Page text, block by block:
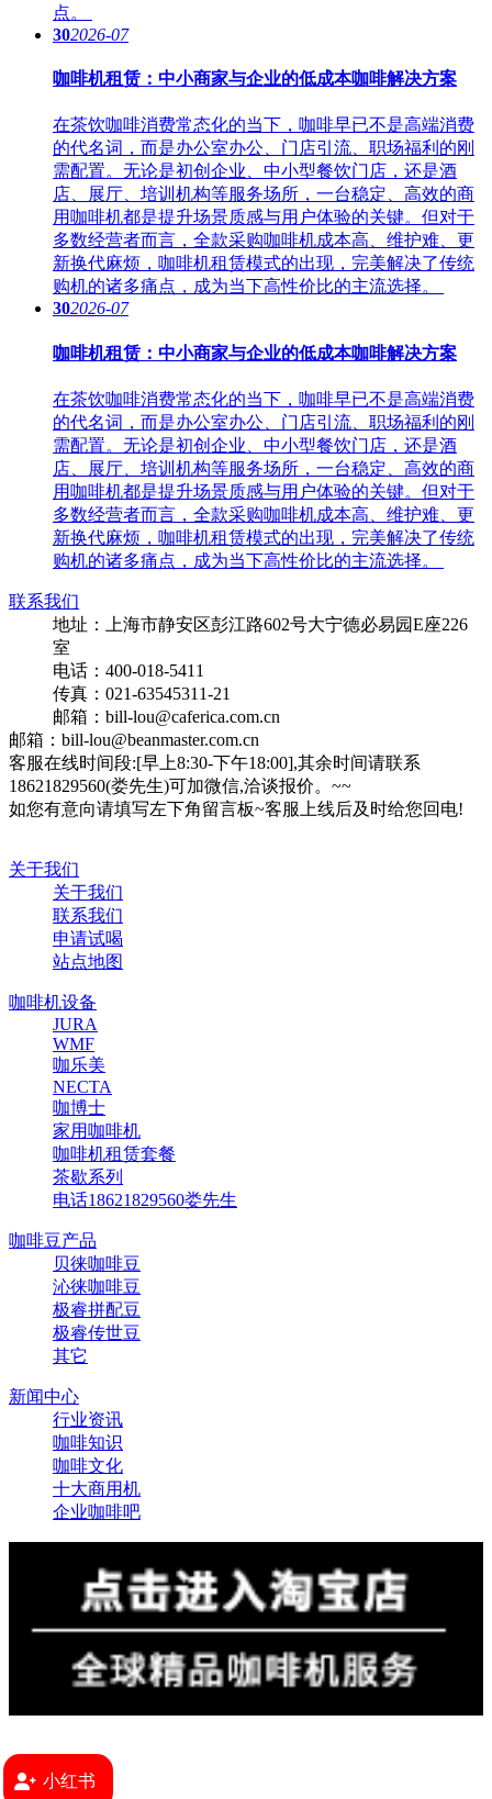
点。
302026-07
咖啡机租赁：中小商家与企业的低成本咖啡解决方案
在茶饮咖啡消费常态化的当下，咖啡早已不是高端消费
的代名词，而是办公室办公、门店引流、职场福利的刚
需配置。无论是初创企业、中小型餐饮门店，还是酒
店、展厅、培训机构等服务场所，一台稳定、高效的商
用咖啡机都是提升场景质感与用户体验的关键。但对于
多数经营者而言，全款采购咖啡机成本高、维护难、更
新换代麻烦，咖啡机租赁模式的出现，完美解决了传统
购机的诸多痛点，成为当下高性价比的主流选择。
302026-07
咖啡机租赁：中小商家与企业的低成本咖啡解决方案
在茶饮咖啡消费常态化的当下，咖啡早已不是高端消费
的代名词，而是办公室办公、门店引流、职场福利的刚
需配置。无论是初创企业、中小型餐饮门店，还是酒
店、展厅、培训机构等服务场所，一台稳定、高效的商
用咖啡机都是提升场景质感与用户体验的关键。但对于
多数经营者而言，全款采购咖啡机成本高、维护难、更
新换代麻烦，咖啡机租赁模式的出现，完美解决了传统
购机的诸多痛点，成为当下高性价比的主流选择。
联系我们
地址：上海市静安区彭江路602号大宁德必易园E座226
室
电话：400-018-5411
传真：021-63545311-21
邮箱：bill-lou@caferica.com.cn
邮箱：bill-lou@beanmaster.com.cn
客服在线时间段:[早上8:30-下午18:00],其余时间请联系
18621829560(娄先生)可加微信,洽谈报价。~~
如您有意向请填写左下角留言板~客服上线后及时给您回电!
关于我们
关于我们
联系我们
申请试喝
站点地图
咖啡机设备
JURA
WMF
咖乐美
NECTA
咖博士
家用咖啡机
咖啡机租赁套餐
茶歇系列
电话18621829560娄先生
咖啡豆产品
贝徕咖啡豆
沁徕咖啡豆
极睿拼配豆
极睿传世豆
其它
新闻中心
行业资讯
咖啡知识
咖啡文化
十大商用机
企业咖啡吧
小红书